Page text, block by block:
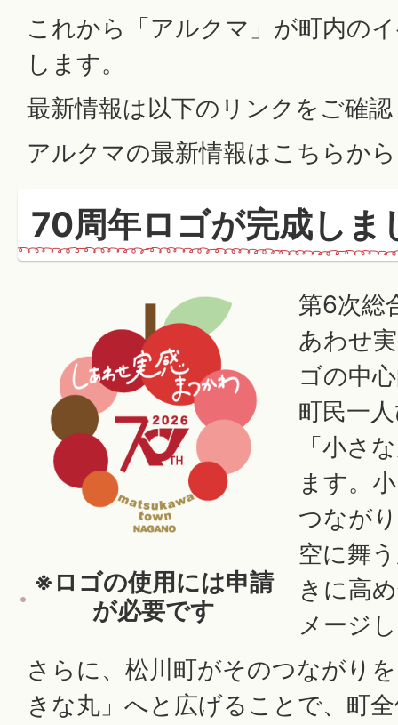
これから「アルクマ」が町内の
します。
最新情報は以下のリンクをご確
アルクマの最新情報はこちらから
70周年ロゴが完成しま
※ロゴの使用には申請
が必要です
第6次総
あわせ
ゴの中
町民一
「小さ
ます。
つなが
空に舞
きに高
メージ
さらに、松川町がそのつながり
きな丸」へと広げることで、町